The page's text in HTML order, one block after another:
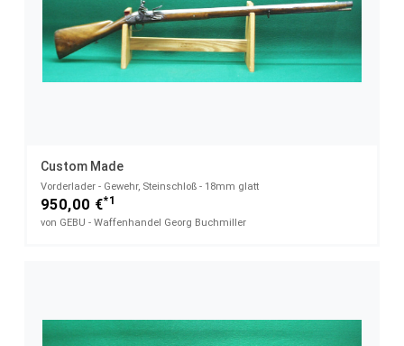
Custom Made
Vorderlader - Gewehr, Steinschloß - 18mm glatt
950,00 €*1
von GEBU - Waffenhandel Georg Buchmiller